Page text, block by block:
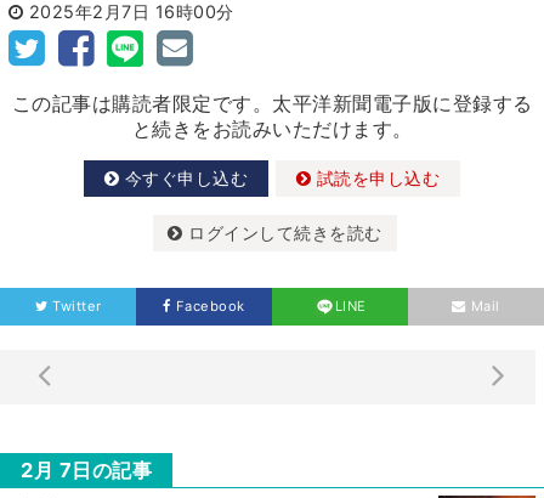
2025年2月7日 16時00分
この記事は購読者限定です。太平洋新聞電子版に登録する
と続きをお読みいただけます。
今すぐ申し込む 試読を申し込む
ログインして続きを読む
Twitter Facebook LINE Mail
2月 7日の記事